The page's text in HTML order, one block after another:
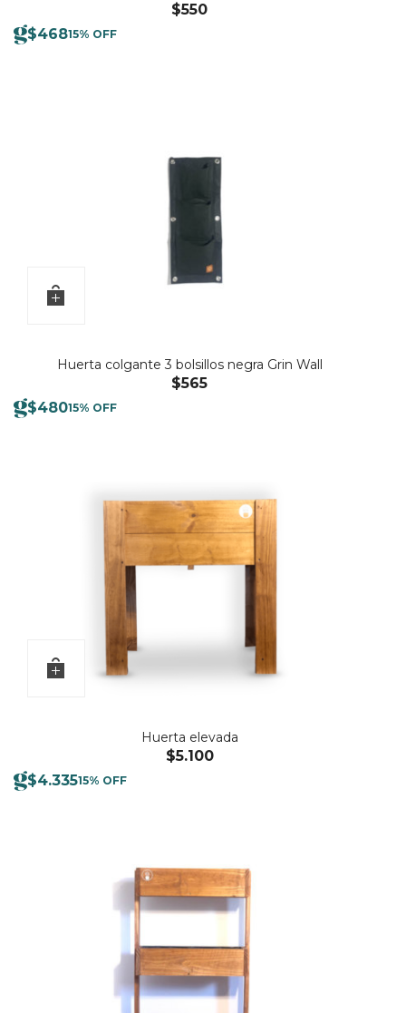
$550
$46815% OFF
Huerta colgante 3 bolsillos negra Grin Wall
$565
$48015% OFF
Huerta elevada
$5.100
$4.33515% OFF